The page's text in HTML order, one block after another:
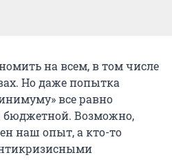
на всем, в том числе
Но даже попытка
все равно
бюджетной. Возможно,
наш опыт, а кто-то